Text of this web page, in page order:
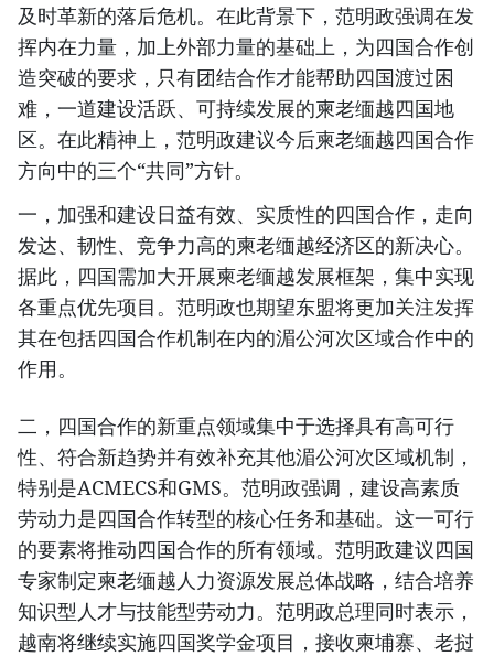
及时革新的落后危机。在此背景下，范明政强调在发
挥内在力量，加上外部力量的基础上，为四国合作创
造突破的要求，只有团结合作才能帮助四国渡过困
难，一道建设活跃、可持续发展的柬老缅越四国地
区。在此精神上，范明政建议今后柬老缅越四国合作
方向中的三个“共同”方针。
一，加强和建设日益有效、实质性的四国合作，走向
发达、韧性、竞争力高的柬老缅越经济区的新决心。
据此，四国需加大开展柬老缅越发展框架，集中实现
各重点优先项目。范明政也期望东盟将更加关注发挥
其在包括四国合作机制在内的湄公河次区域合作中的
作用。
二，四国合作的新重点领域集中于选择具有高可行
性、符合新趋势并有效补充其他湄公河次区域机制，
特别是ACMECS和GMS。范明政强调，建设高素质
劳动力是四国合作转型的核心任务和基础。这一可行
的要素将推动四国合作的所有领域。范明政建议四国
专家制定柬老缅越人力资源发展总体战略，结合培养
知识型人才与技能型劳动力。范明政总理同时表示，
越南将继续实施四国奖学金项目，接收柬埔寨、老挝